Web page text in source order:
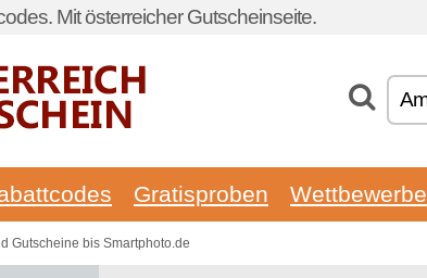
Mit österreicher Gutscheinseite.
Gratisproben Wettbewerbe
Gutscheine bis Smartphoto.de